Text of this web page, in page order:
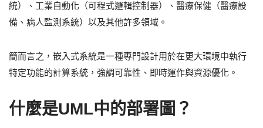
統）、工業自動化（可程式邏輯控制器）、醫療保健（醫療設
備、病人監測系統）以及其他許多領域。
簡而言之，嵌入式系統是一種專門設計用於在更大環境中執行
特定功能的計算系統，強調可靠性、即時運作與資源優化。
什麼是UML中的部署圖？